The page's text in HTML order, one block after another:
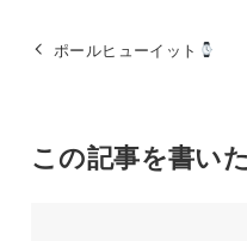
ポールヒューイット
この記事を書い